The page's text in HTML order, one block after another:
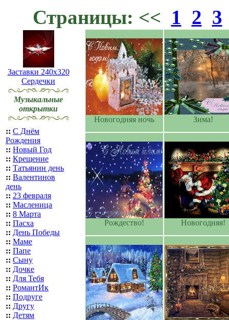
Страницы: << 1 2 3
Заставки 240x320
Сердечки
Музыкальные
открытки
:: С Днём
Рождения
:: Новый Год
:: Крещение
:: Татьянин день
:: Валентинов
день
:: 23 февраля
:: Масленица
:: 8 Марта
:: Пасха
:: День Победы
:: Маме
:: Папе
:: Сыну
:: Дочке
:: Для Тебя
:: РомантИк
:: Подруге
:: Другу
:: Детям
Новогодняя ночь Зима!
Рождество! Новогодняя!